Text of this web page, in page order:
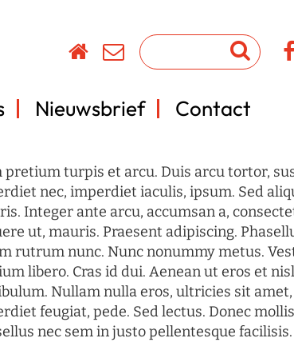
Nieuwsbrief Contact
pretium turpis et arcu. Duis arcu tortor,
nec, imperdiet iaculis, ipsum. Sed
Integer ante arcu, accumsan a,
ut, mauris. Praesent adipiscing.
rutrum nunc. Nunc nonummy metus.
libero. Cras id dui. Aenean ut eros et
Nullam nulla eros, ultricies sit
feugiat, pede. Sed lectus. Donec
nec sem in justo pellentesque